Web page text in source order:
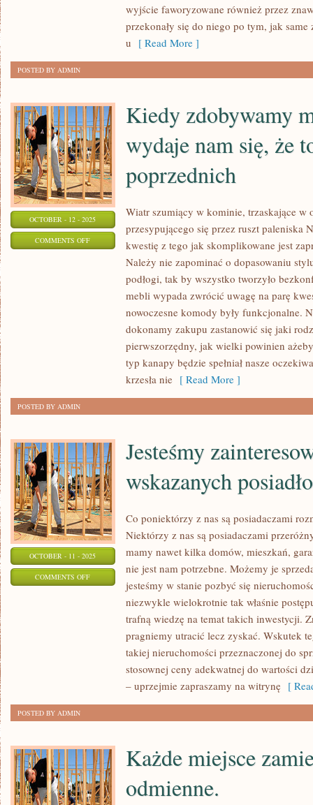
ELEKTRYCZNA
wyjście faworyzowane również przez
przekonały się do niego po tym, jak same
u [ Read More ]
POSTED BY ADMIN
OCTOBER - 12 - 2025
COMMENTS OFFON
KONIEC
POPRZEDNICH
Kiedy zdobywamy
wydaje nam się, że
poprzednich
Wiatr szumiący w kominie, trzaskające w
przesypującego się przez ruszt paleniska
kwestię z tego jak skomplikowane jest
Należy nie zapominać o dopasowaniu
podłogi, tak by wszystko tworzyło
mebli wypada zwrócić uwagę na parę
nowoczesne komody były funkcjonalne.
dokonamy zakupu zastanowić się jaki
pierwszorzędny, jak wielki powinien
typ kanapy będzie spełniał nasze
krzesła nie [ Read More ]
POSTED BY ADMIN
OCTOBER - 11 - 2025
COMMENTS OFFON
Jesteśmy
wskazanych
Co poniektórzy z nas są posiadaczami
Niektórzy z nas są posiadaczami
mamy nawet kilka domów, mieszkań,
nie jest nam potrzebne. Możemy je
jesteśmy w stanie pozbyć się
niezwykle wielokrotnie tak właśnie
trafną wiedzę na temat takich inwestycji.
pragniemy utracić lecz zyskać. Wskutek
takiej nieruchomości przeznaczonej do
stosownej ceny adekwatnej do wartości
– uprzejmie zapraszamy na witrynę [
POSTED BY ADMIN
Każde miejsce
odmienne.